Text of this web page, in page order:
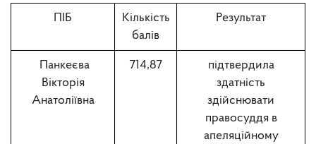
ПІБ
Кількість
балів
Результат
Панкеєва
Вікторія
Анатоліївна
714,87
підтвердила
здатність
здійснювати
правосуддя в
апеляційному